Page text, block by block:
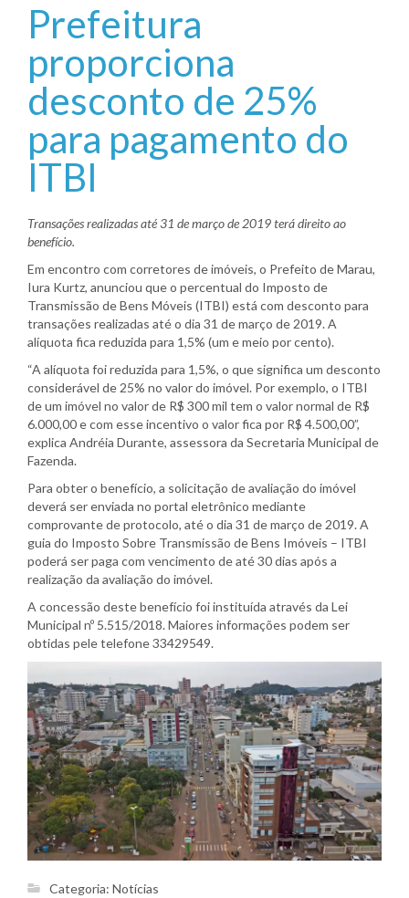
Prefeitura
proporciona
desconto de 25%
para pagamento do
ITBI
Transações realizadas até 31 de março de 2019 terá direito ao
benefício.
Em encontro com corretores de imóveis, o Prefeito de Marau,
Iura Kurtz, anunciou que o percentual do Imposto de
Transmissão de Bens Móveis (ITBI) está com desconto para
transações realizadas até o dia 31 de março de 2019. A
alíquota fica reduzida para 1,5% (um e meio por cento).
“A alíquota foi reduzida para 1,5%, o que significa um desconto
considerável de 25% no valor do imóvel. Por exemplo, o ITBI
de um imóvel no valor de R$ 300 mil tem o valor normal de R$
6.000,00 e com esse incentivo o valor fica por R$ 4.500,00”,
explica Andréia Durante, assessora da Secretaria Municipal de
Fazenda.
Para obter o benefício, a solicitação de avaliação do imóvel
deverá ser enviada no portal eletrônico mediante
comprovante de protocolo, até o dia 31 de março de 2019. A
guia do Imposto Sobre Transmissão de Bens Imóveis – ITBI
poderá ser paga com vencimento de até 30 dias após a
realização da avaliação do imóvel.
A concessão deste benefício foi instituída através da Lei
Municipal nº 5.515/2018. Maiores informações podem ser
obtidas pele telefone 33429549.
Categoria: Notícias